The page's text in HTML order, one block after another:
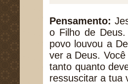
Pensamento:
o Filho de
povo louvou a
ver a Deus.
tanto quanto
ressuscitar a tua